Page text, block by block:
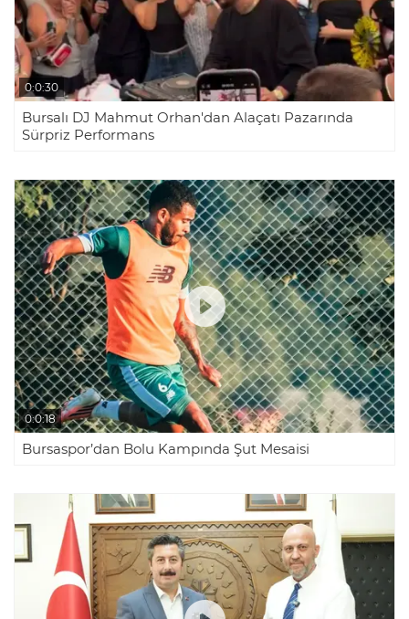
Dürdane Rampasında, TIR Küle Döndü
Akaryakıt istasyonunda sopalı kavga
kamerada
0:0:30
Bursalı DJ Mahmut Orhan'dan Alaçatı Pazarında
Sürpriz Performans
0:0:18
Bursaspor’dan Bolu Kampında Şut Mesaisi